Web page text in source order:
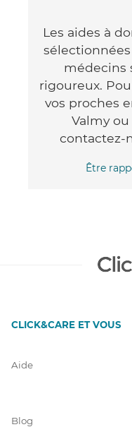
Les aides à
médecins
rigoureux.
vos proches
Valmy
contactez-
Être
CLICK&CARE ET VOUS
Aide
Blog